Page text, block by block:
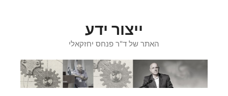
ייצור ידע
האתר של ד"ר פנחס יחזקאלי